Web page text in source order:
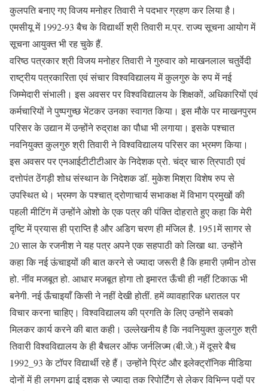
कुलपति बनाए गए विजय मनोहर तिवारी ने पदभार ग्रहण कर लिया है।
एमसीयू में 1992-93 बैच के विद्यार्थी श्री तिवारी म.प्र. राज्य सूचना आयोग में
सूचना आयुक्त भी रह चुके हैं.
वरिष्ठ पत्रकार श्री विजय मनोहर तिवारी ने गुरुवार को माखनलाल चतुर्वेदी
राष्ट्रीय पत्रकारिता एवं संचार विश्वविद्यालय में कुलगुरु के रुप में नई
जिम्मेदारी संभाली। इस अवसर पर विश्वविद्यालय के शिक्षकों, अधिकारियों एवं
कर्मचारियों ने पुष्पगुच्छ भेंटकर उनका स्वागत किया। इस मौके पर माखनपुरम
परिसर के उद्यान में उन्होंने रुद्राक्ष का पौधा भी लगाया। इसके पश्चात
नवनियुक्त कुलगुरु श्री तिवारी ने विश्वविद्यालय परिसर का भ्रमण किया।
इस अवसर पर एनआईटीटीटीआर के निदेशक प्रो. चंद्र चारु त्रिपाठी एवं
दत्तोपंत ठेंगड़ी शोध संस्थान के निदेशक डॉ. मुकेश मिश्रा विशेष रुप से
उपस्थित थे। भ्रमण के पश्चात् द्रोणाचार्य सभाकक्ष में विभाग प्रमुखों की
पहली मीटिंग में उन्होंने ओशो के एक पत्र की पंक्ति दोहराते हुए कहा कि मेरी
दृष्टि में प्रयास ही प्राप्ति है और अडिग चरण ही मंजिल है. 1951में सागर से
20 साल के रजनीश ने यह पत्र अपने एक सहपाठी को लिखा था. उन्होंने
कहा कि नई ऊंचाइयों की बात करने से ज्यादा जरूरी है कि हमारी ज़मीन ठोस
हो. नींव मजबूत हो. आधार मजबूत होगा तो इमारत ऊँची ही नहीं टिकाऊ भी
बनेगी. नई ऊँचाइयाँ किसी ने नहीं देखी होतीं. हमें व्यावहारिक धरातल पर
विचार करना चाहिए। विश्वविद्यालय की प्रगति के लिए उन्होंने सबको
मिलकर कार्य करने की बात कही। उल्लेखनीय है कि नवनियुक्त कुलगुरु श्री
तिवारी विश्वविद्यालय के ही बैचलर ऑफ जर्नलिज्म (बी.जे.) में दूसरे बैच
1992_93 के टॉपर विद्यार्थी रहे हैं। उन्होंने प्रिंट और इलेक्ट्रॉनिक मीडिया
दोनों में ही लगभग ढाई दशक से ज्यादा तक रिपोर्टिंग से लेकर विभिन्न पदों पर